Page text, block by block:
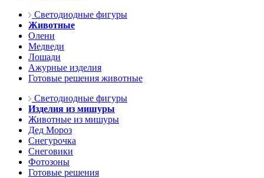
Светодиодные фигуры
Животные
Олени
Медведи
Лошади
Ажурные изделия
Готовые решения животные
Светодиодные фигуры
Изделия из мишуры
Животные из мишуры
Дед Мороз
Снегурочка
Снеговики
Фотозоны
Готовые решения